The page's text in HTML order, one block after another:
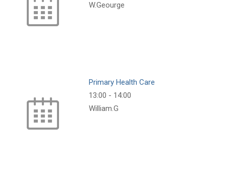
W.Geourge
Primary Health Care
13:00 - 14:00
William.G